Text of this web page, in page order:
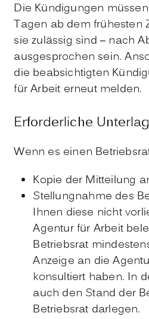
Die Kündigungen
Tagen ab dem frühesten
sie zulässig sind – nach
ausgesprochen sein.
die beabsichtigten
für Arbeit erneut melden.
Erforderliche
Wenn es einen
Kopie der Mitteilung
Stellungnahme des
Ihnen diese nicht
Agentur für Arbeit
Betriebsrat
Anzeige an die
konsultiert haben. In
auch den Stand der
Betriebsrat darlegen.